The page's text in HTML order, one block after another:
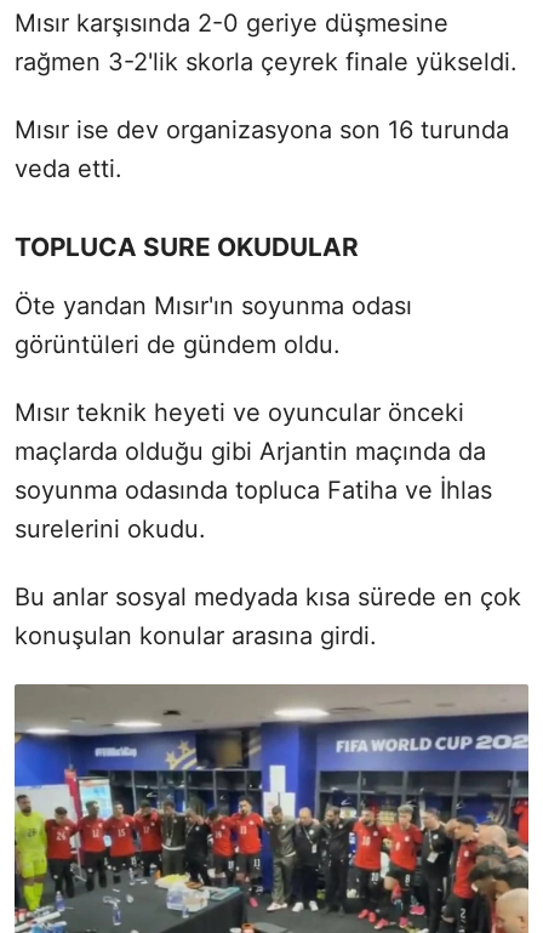
Mısır karşısında 2-0 geriye düşmesine
rağmen 3-2'lik skorla çeyrek finale yükseldi.
Mısır ise dev organizasyona son 16 turunda
veda etti.
TOPLUCA SURE OKUDULAR
Öte yandan Mısır'ın soyunma odası
görüntüleri de gündem oldu.
Mısır teknik heyeti ve oyuncular önceki
maçlarda olduğu gibi Arjantin maçında da
soyunma odasında topluca Fatiha ve İhlas
surelerini okudu.
Bu anlar sosyal medyada kısa sürede en çok
konuşulan konular arasına girdi.